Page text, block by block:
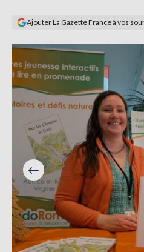
S'abonner
Ajouter La Gazette France à vos
Précéden